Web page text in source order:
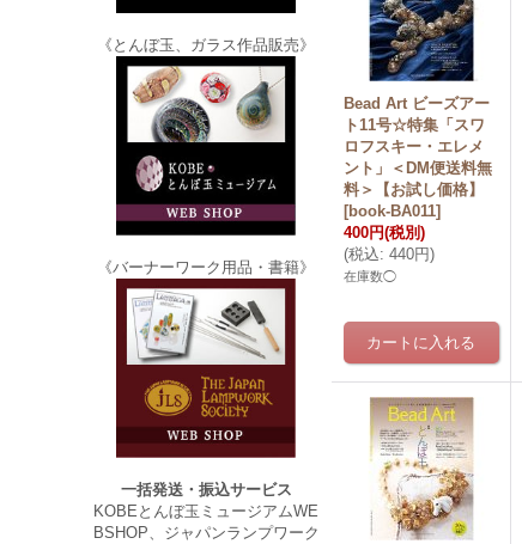
《とんぼ玉、ガラス作品販売》
《バーナーワーク用品・書籍》
一括発送・振込サービス
KOBEとんぼ玉ミュージアムWE
BSHOP、ジャパンランプワーク
Bead Art ビーズアー
ト11号☆特集「スワ
ロフスキー・エレメ
ント」＜DM便送料無
料＞【お試し価格】
[book-BA011]
400円(税別)
(税込: 440円)
在庫数◯